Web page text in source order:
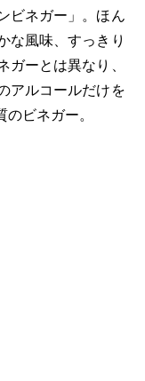
ビネガー」。ほん
な風味、すっきり
ガーとは異なり、
アルコールだけを
ビネガー。